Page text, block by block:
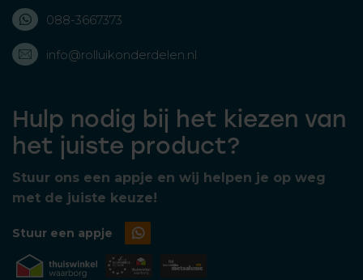
088-3667373
info@rolluikonderdelen.nl
Hulp nodig bij het kiezen van
het juiste product?
Stuur ons een appje en wij helpen je op weg
met de juiste keuze!
Stuur een appje